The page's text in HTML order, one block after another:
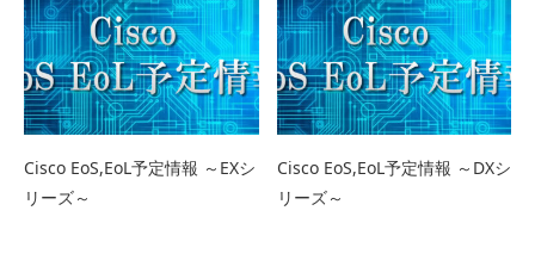
Cisco EoS,EoL予定情報 ～EXシ
リーズ～
Cisco EoS,EoL予定情報 ～DXシ
リーズ～